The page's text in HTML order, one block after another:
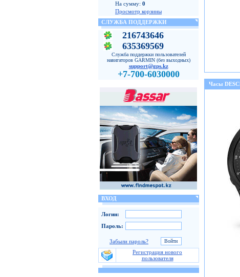
На сумму: 0
Просмотр корзины
СЛУЖБА ПОДДЕРЖКИ
216743646
635369569
Служба поддержки пользователей
навигаторов GARMIN (без выходных)
support@gps.kz
+7-700-6030000
ВХОД
Логин:
Пароль:
Забыли пароль?
Регистрация нового
пользователя
Часы